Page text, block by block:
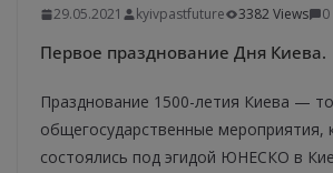
29.05.2021 kyivpastfuture 3382 Views
Первое празднование Дня Киева.
Празднование 1500-летия Киева —
общегосударственные мероприятия,
состоялись под эгидой ЮНЕСКО в